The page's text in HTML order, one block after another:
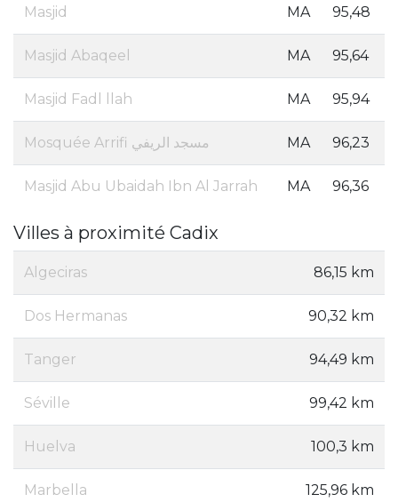
Masjid MA 95,48
Masjid Abaqeel MA 95,64
Masjid Fadl llah MA 95,94
Mosquée Arrifi مسجد الريفي MA 96,23
Masjid Abu Ubaidah Ibn Al Jarrah MA 96,36
Villes à proximité Cadix
Algeciras 86,15 km
Dos Hermanas 90,32 km
Tanger 94,49 km
Séville 99,42 km
Huelva 100,3 km
Marbella 125,96 km